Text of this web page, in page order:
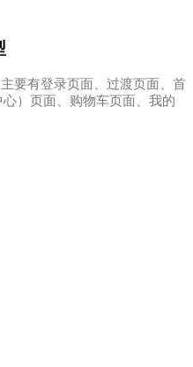
要有登录页面、过渡页面、首
）页面、购物车页面、我的